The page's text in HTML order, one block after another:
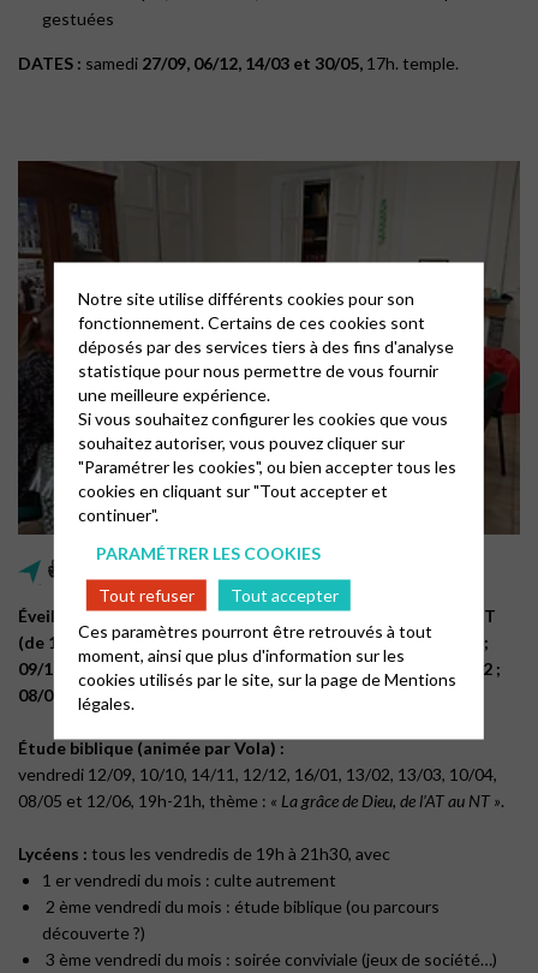
gestuées
DATES : samedi 27/09, 06/12, 14/03 et 30/05, 17h. temple.
👍 Catéchèse & Jeunes
Éveil biblique (pendant le culte),école biblique, pré KT et KT
(de 10h30 à 15h30) : dimanche14/09 ; 12/10(sauf collégiens)
;
09/11 ; 30/11 ;fête de Noël le14/12 à 17h ; 11/01/2026 ; 08/02 ;
08/03 (
saufcollégiens) ; 29/03 (Rameaux) ; 03/05 ; 07/06.
Étude biblique (animée par Vola) :
vendredi 12/09, 10/10, 14/11, 12/12, 16/01, 13/02, 13/03, 10/04,
08/05 et 12/06, 19h-21h, thème : « La grâce de Dieu, de l’AT au NT ».
Lycéens : tous les vendredis de 19h à 21h30, avec
1 er vendredi du mois : culte autrement
2 ème vendredi du mois : étude biblique (ou parcours
découverte ?)
3 ème vendredi du mois : soirée conviviale (jeux de société…)
Notre site utilise différents cookies pour son
fonctionnement. Certains de ces cookies sont
déposés par des services tiers à des fins d'analyse
statistique pour nous permettre de vous fournir
une meilleure expérience.
Si vous souhaitez configurer les cookies que vous
souhaitez autoriser, vous pouvez cliquer sur
"Paramétrer les cookies", ou bien accepter tous les
cookies en cliquant sur "Tout accepter et
continuer".
PARAMÉTRER LES COOKIES
Tout refuser
Tout accepter
Ces paramètres pourront être retrouvés à tout
moment, ainsi que plus d'information sur les
cookies utilisés par le site, sur la page deMentions
légales.